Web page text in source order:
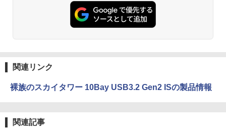
関連リンク
裸族のスカイタワー 10Bay USB3.2 Gen2 ISの製品情報
関連記事